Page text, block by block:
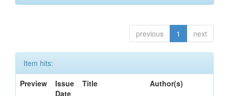
previous 1 next
Item hits:
Preview
Issue
Date
Title Author(s)